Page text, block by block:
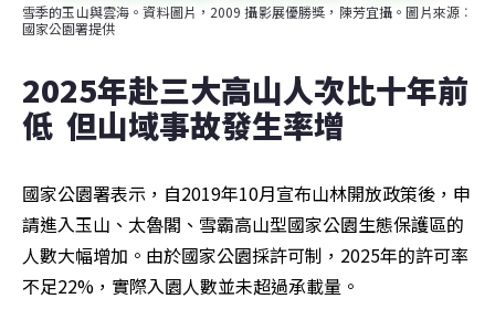
雪季的玉山與雲海。資料圖片，2009 攝影展優勝獎，陳芳宜攝。圖片來源︰
國家公園署提供
2025年赴三大高山人次比十年前
低  但山域事故發生率增
國家公園署表示，自2019年10月宣布山林開放政策後，申
請進入玉山、太魯閣、雪霸高山型國家公園生態保護區的
人數大幅增加。由於國家公園採許可制，2025年的許可率
不足22%，實際入園人數並未超過承載量。